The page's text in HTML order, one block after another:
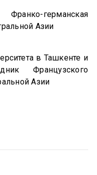
германская
Азии
в Ташкенте и
Французского
Азии